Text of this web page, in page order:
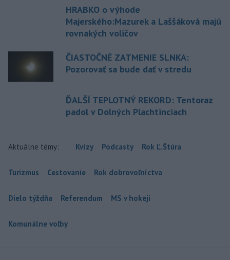
HRABKO o výhode
Majerského:Mazurek a Laššáková majú
rovnakých voličov
ČIASTOČNÉ ZATMENIE SLNKA:
Pozorovať sa bude dať v stredu
ĎALŠÍ TEPLOTNÝ REKORD: Tentoraz
padol v Dolných Plachtinciach
Aktuálne témy: Kvízy Podcasty Rok Ľ.Štúra
Turizmus Cestovanie Rok dobrovoľníctva
Dielo týždňa Referendum MS v hokeji
Komunálne voľby